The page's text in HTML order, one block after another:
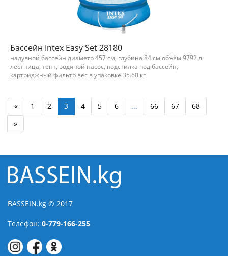
Бассейн Intex Easy Set 28180
надувной бассейн диаметр 457 см, глубина 84 см объём 9792 л
лестница, тент, водяной насос, подстилка под бассейн,
картриджный фильтр вес в упаковке 35.60 кг
« 1 2 3 4 5 6 ... 66 67
68
»
BASSEIN.kg © 2017
Телефон: 0-779-166-255